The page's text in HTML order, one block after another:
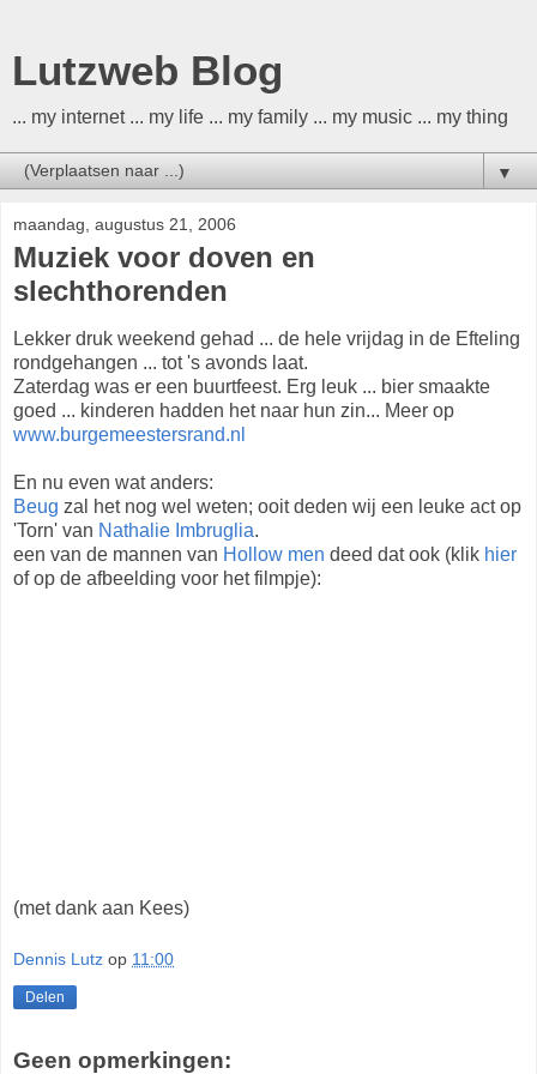
Lutzweb Blog
... my internet ... my life ... my family ... my music ... my thing
▼
maandag, augustus 21, 2006
Muziek voor doven en
slechthorenden
Lekker druk weekend gehad ... de hele vrijdag in de Efteling
rondgehangen ... tot 's avonds laat.
Zaterdag was er een buurtfeest. Erg leuk ... bier smaakte
goed ... kinderen hadden het naar hun zin... Meer op
www.burgemeestersrand.nl
En nu even wat anders:
Beug zal het nog wel weten; ooit deden wij een leuke act op
'Torn' van Nathalie Imbruglia.
een van de mannen van Hollow men deed dat ook (klik hier
of op de afbeelding voor het filmpje):
(met dank aan Kees)
Dennis Lutz op 11:00
Delen
Geen opmerkingen: